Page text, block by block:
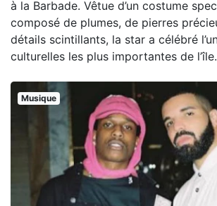
à la Barbade. Vêtue d’un costume
composé de plumes, de pierres
détails scintillants, la star a célébré
culturelles les plus importantes de l’île.
Musique